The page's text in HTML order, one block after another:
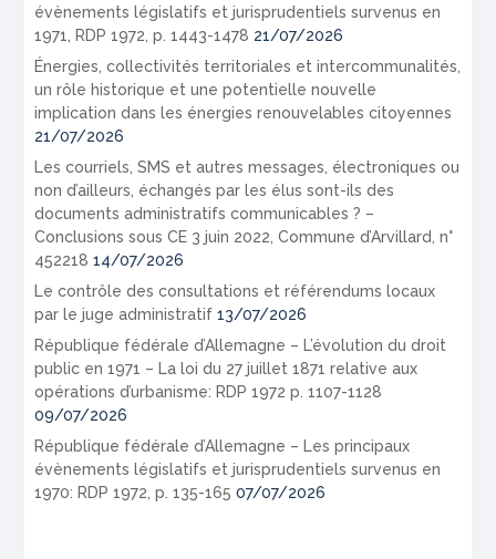
évènements législatifs et jurisprudentiels survenus en
1971, RDP 1972, p. 1443-1478 21/07/2026
Énergies, collectivités territoriales et intercommunalités,
un rôle historique et une potentielle nouvelle
implication dans les énergies renouvelables citoyennes
21/07/2026
Les courriels, SMS et autres messages, électroniques ou
non d’ailleurs, échangés par les élus sont-ils des
documents administratifs communicables ? –
Conclusions sous CE 3 juin 2022, Commune d’Arvillard, n°
452218 14/07/2026
Le contrôle des consultations et référendums locaux
par le juge administratif 13/07/2026
République fédérale d’Allemagne – L’évolution du droit
public en 1971 – La loi du 27 juillet 1871 relative aux
opérations d’urbanisme: RDP 1972 p. 1107-1128
09/07/2026
République fédérale d’Allemagne – Les principaux
évènements législatifs et jurisprudentiels survenus en
1970: RDP 1972, p. 135-165 07/07/2026